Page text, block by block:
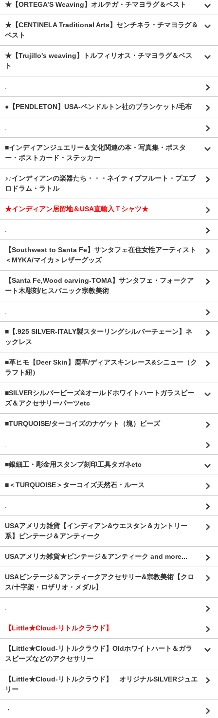
★【ORTEGA’S Weaving】オルテガ・チマヨラグ＆ベスト
★【CENTINELA Traditional Arts】センチネラ・チマヨラグ＆
ベスト
★【Trujillo's weaving】トルフィリオス・チマヨラグ＆ベス
ト
.
●【PENDLETON】USA-ペンドルトン社のブランケット/毛布
.
■インディアンジュエリー＆文化関連の本・写真集・ポスタ
ー・ポストカード・ステッカー
♪♪インディアンの楽器たち・・・ネイティブフルート・プエブ
ロドラム・ラトル
★インディアン居留地＆USA直輸入Ｔシャツ★
.
【Southwest to Santa Fe】サンタフェ在住女性アーティスト
＜MYKA/マイカ＞レザーグッズ
【Santa Fe,Wood carving-TOMA】サンタフェ・フォークア
ート木彫刻/ヒスパニック宗教美術
.
■【.925 SILVER-ITALY製スターリングシルバーチェーン】ネ
ックレス
■革ヒモ【Deer Skin】鹿革/ディアスキンレース&シニュー（ク
ラフト紐）
■SILVERシルバービーズ&オールドホワイトハートガラスビー
ズ＆アクセサリーパーツetc
■TURQUOISE/ターコイズのナゲット（塊）ビーズ
.
■銀細工・彫金用スタンプ刻印工具タガネetc
■＜TURQUOISE＞ターコイズ天然石・ルース
.
USAアメリカ雑貨【インディアン&ウエスタン＆カントリー
系】ビンテージ＆アンティーク
USAアメリカ雑貨★ビンテージ＆アンティーク and more...
USAビンテージ＆アンティークアクセサリー&宗教美術【クロ
ス/十字架・ロザリオ・メダル】
.
【Little★Cloud-リトルクラウド】
【Little★Cloud-リトルクラウド】Oldホワイトハート＆ガラ
スビーズなどのアクセサリー
【Little★Cloud-リトルクラウド】 オリジナルSILVERジュエ
リー
・